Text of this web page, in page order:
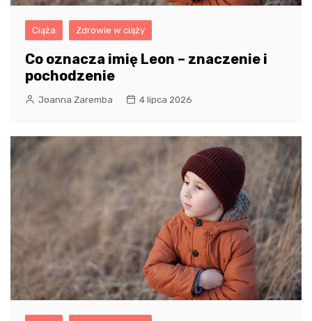
Ciąża Zdrowie w ciąży
Co oznacza imię Leon – znaczenie i
pochodzenie
Joanna Zaremba 4 lipca 2026